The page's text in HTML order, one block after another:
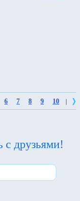
6 7 8 9 10
с друзьями!